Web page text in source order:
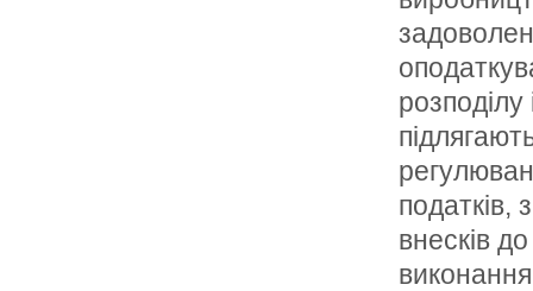
податків,
внесків